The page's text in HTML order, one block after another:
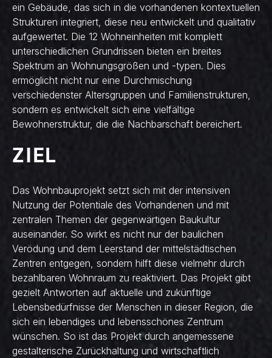
ein Gebäude, das sich in die vorhandenen kontextuellen
Strukturen integriert, diese neu entwickelt und qualitativ
aufgewertet. Die 12 Wohneinheiten mit komplett
unterschiedlichen Grundrissen bieten ein breites
Spektrum an Wohnungsgrößen und -typen. Dies
ermöglicht nicht nur eine Durchmischung
verschiedenster Altersgruppen und Familienstrukturen,
sondern es entwickelt sich eine vielfältige
Bewohnerstruktur, die die Nachbarschaft bereichert.
ZIEL
Das Wohnbauprojekt setzt sich mit der intensiven
Nutzung der Potentiale des Vorhandenen und mit
zentralen Themen der gegenwärtigen Baukultur
auseinander. So wirkt es nicht nur der baulichen
Verödung und dem Leerstand der mittelstädtischen
Zentren entgegen, sondern hilft diese vielmehr durch
bezahlbaren Wohnraum zu reaktiviert. Das Projekt gibt
gezielt Antworten auf aktuelle und zukünftige
Lebensbedürfnisse der Menschen in dieser Region, die
sich ein lebendiges und lebensschönes Zentrum
wünschen. So ist das Projekt durch angemessene
gestalterische Zurückhaltung und wirtschaftlich